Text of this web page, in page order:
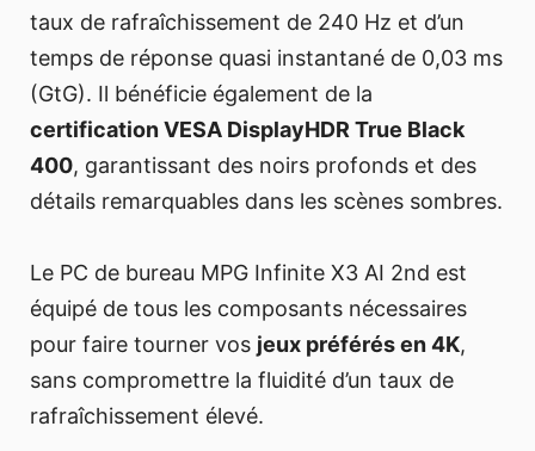
taux de rafraîchissement de 240 Hz et d’un
temps de réponse quasi instantané de 0,03 ms
(GtG). Il bénéficie également de la
certification VESA DisplayHDR True Black
400, garantissant des noirs profonds et des
détails remarquables dans les scènes sombres.
Le PC de bureau MPG Infinite X3 AI 2nd est
équipé de tous les composants nécessaires
pour faire tourner vos jeux préférés en 4K,
sans compromettre la fluidité d’un taux de
rafraîchissement élevé.